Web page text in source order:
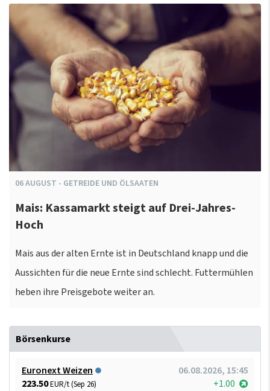
06AUGUST - GETREIDE UND ÖLSAATEN
Mais: Kassamarkt steigt auf Drei-Jahres-
Hoch
Mais aus der alten Ernte ist in Deutschland knapp und die
Aussichten für die neue Ernte sind schlecht. Futtermühlen
heben ihre Preisgebote weiter an.
Börsenkurse
Euronext Weizen
06.08.2026, 15:45
223.50EUR/t (Sep 26) +1.00